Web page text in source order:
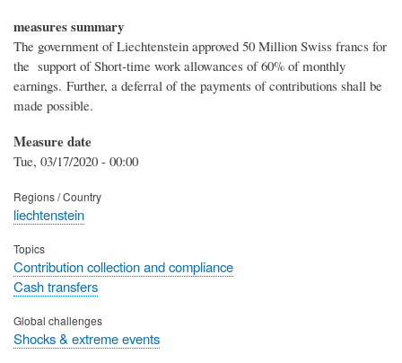
measures summary
The government of Liechtenstein approved 50 Million Swiss francs for
the support of Short-time work allowances of 60% of monthly
earnings. Further, a deferral of the payments of contributions shall be
made possible.
Measure date
Tue, 03/17/2020 - 00:00
Regions / Country
liechtenstein
Topics
Contribution collection and compliance
Cash transfers
Global challenges
Shocks & extreme events